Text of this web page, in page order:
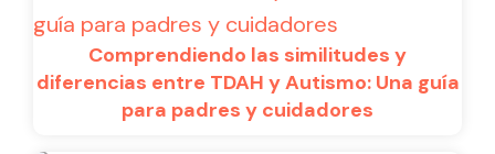
Comprendiendo las similitudes y
diferencias entre TDAH y Autismo: Una guía
para padres y cuidadores